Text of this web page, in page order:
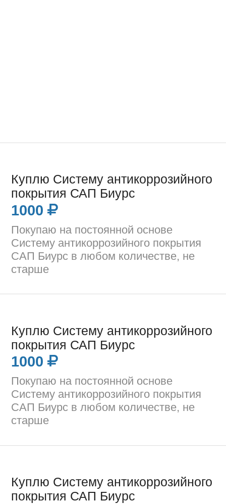
Куплю Систему антикоррозийного
покрытия САП Биурс
1000
Покупаю на постоянной основе
Систему антикоррозийного покрытия
САП Биурс в любом количестве, не
старше
Куплю Систему антикоррозийного
покрытия САП Биурс
1000
Покупаю на постоянной основе
Систему антикоррозийного покрытия
САП Биурс в любом количестве, не
старше
Куплю Систему антикоррозийного
покрытия САП Биурс